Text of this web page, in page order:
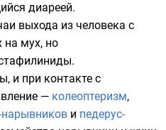
диареей.
выхода из человека с
на мух, но
.
и при контакте с
— колеоптеризм,
и педерус-